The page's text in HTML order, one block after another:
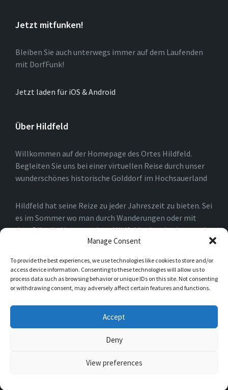
Manage Consent
To provide the best experiences, we use technologies like cookies to store and/or
access device information. Consenting to these technologies will allow us to
process data such as browsing behavior or unique IDs on this site. Not consenting
or withdrawing consent, may adversely affect certain features and functions.
Accept
Deny
View preferences
Jetzt mitfunken!
Bleiben Sie auch unterwegs immer auf dem Laufenden
mit DorfFunk!
Jetzt laden für iOS & Android
Über Hildfeld
Willkommen auf der Homepage des Ortes Hildfeld.
Begleiten Sie uns bei einer virtuellen Reise durch unser
wunderschönes historische Golddorf im Hochsauerland
Hildfeld hat seine Reize zu jeder Jahreszeit zu bieten. Sei
es im Sommer wo man durch Wanderungen oder mit
dem Bike die Natur rund um Hildfeld erkunden kann, oder
auch im Winter, wo man durch die Loipen und an den
genießen kann.
Einfach nur spazieren gehen ist natürlich auch möglich.
Sie werden schnell merken, das es für Naturliebhaber in
Hildfeld niemals langweilig werden kann.